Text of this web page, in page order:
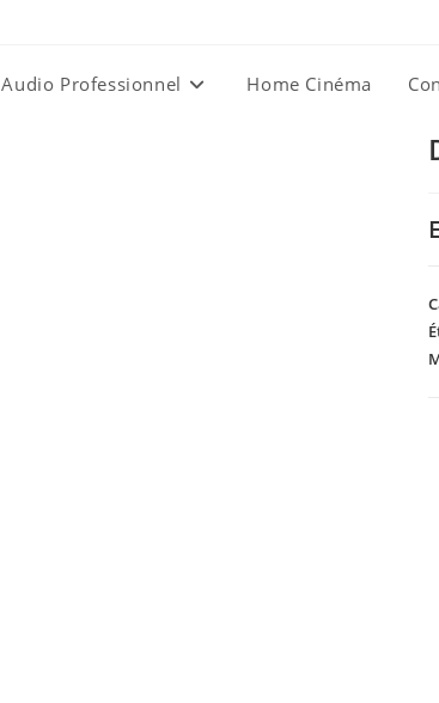
Audio Professionnel Home Cinéma